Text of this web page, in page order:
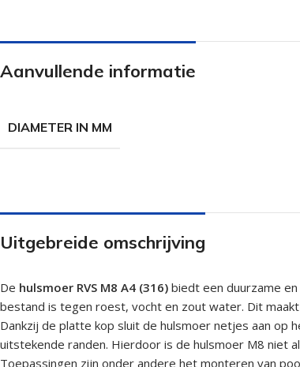
Potdekselschroeven
Paalhouderschroeven
Populaire merken
Aanvullende informatie
DIAMETER IN MM
Uitgebreide omschrijving
De hulsmoer RVS M8 A4 (316) biedt een duurzame
bestand is tegen roest, vocht en zout water. Dit
Dankzij de platte kop sluit de hulsmoer netjes aan op
uitstekende randen. Hierdoor is de hulsmoer M8 niet
Toepassingen zijn onder andere het monteren van